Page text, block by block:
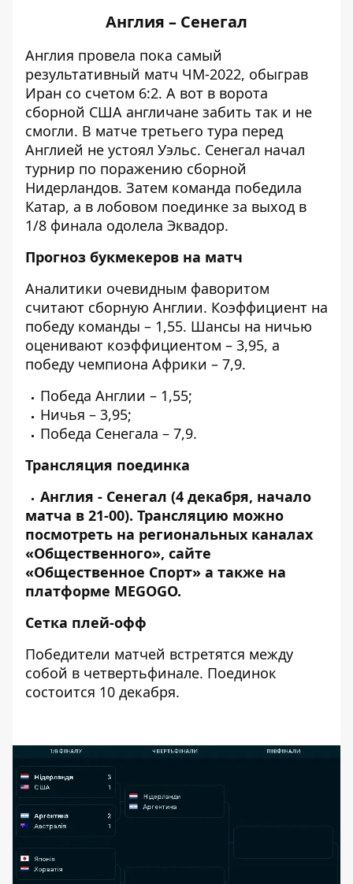
Англия – Сенегал
Англия провела пока самый
результативный матч ЧМ-2022, обыграв
Иран со счетом 6:2. А вот в ворота
сборной США англичане забить так и не
смогли. В матче третьего тура перед
Англией не устоял Уэльс. Сенегал начал
турнир по поражению сборной
Нидерландов. Затем команда победила
Катар, а в лобовом поединке за выход в
1/8 финала одолела Эквадор.
Прогноз букмекеров на матч
Аналитики очевидным фаворитом
считают сборную Англии. Коэффициент на
победу команды – 1,55. Шансы на ничью
оценивают коэффициентом – 3,95, а
победу чемпиона Африки – 7,9.
Победа Англии – 1,55;
Ничья – 3,95;
Победа Сенегала – 7,9.
Трансляция поединка
Англия - Сенегал (4 декабря, начало
матча в 21-00). Трансляцию можно
посмотреть на региональных каналах
«Общественного», сайте
«Общественное Спорт» а также на
платформе MEGOGO.
Сетка плей-офф
Победители матчей встретятся между
собой в четвертьфинале. Поединок
состоится 10 декабря.